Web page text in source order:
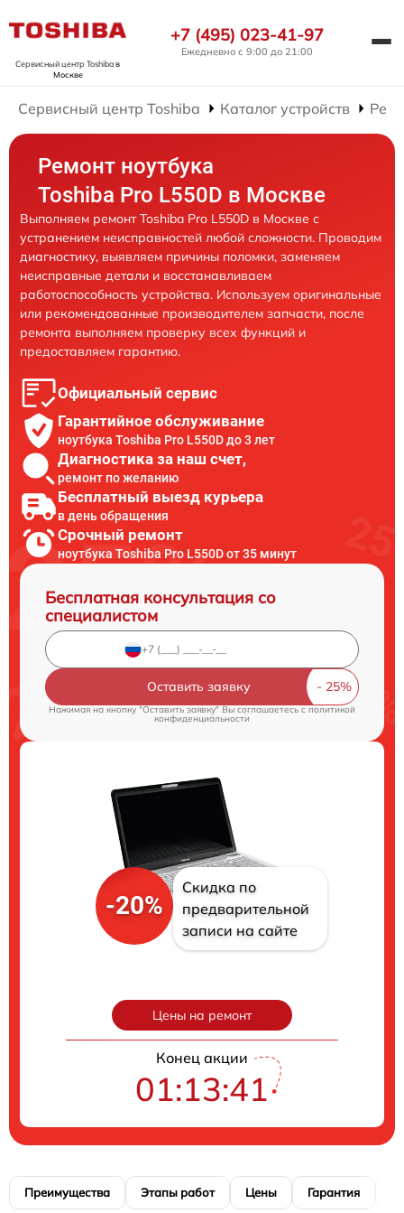
Сервисный центр Toshibaв
Москве
+7 (495) 023-41-97
Ежедневно с 9:00 до 21:00
Сервисный центр Toshiba Каталог устройств
Ремонт ноутбука
Toshiba Pro L550D в Москве
Выполняем ремонт Toshiba Pro L550D в Москве с
устранением неисправностей любой сложности. Проводим
диагностику, выявляем причины поломки, заменяем
неисправные детали и восстанавливаем
работоспособность устройства. Используем оригинальные
или рекомендованные производителем запчасти, после
ремонта выполняем проверку всех функций и
предоставляем гарантию.
Официальный сервис
Гарантийное обслуживание
ноутбука Toshiba Pro L550D до 3 лет
Диагностика за наш счет,
ремонт по желанию
Бесплатный выезд курьера
в день обращения
Срочный ремонт
ноутбука Toshiba Pro L550D от 35 минут
Бесплатная консультация со
специалистом
Оставить заявку
Нажимая на кнопку "Оставить заявку" Вы соглашаетесь cполитикой
конфиденциальности
-20%
Скидка по
предварительной
записи на сайте
Цены на ремонт
Конец акции
01:13:40
Преимущества Этапы работ Цены Гарантия